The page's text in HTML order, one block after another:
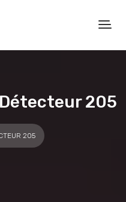
Détecteur 205
205